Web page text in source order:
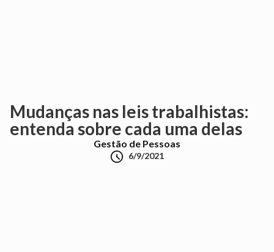
Mudanças nas leis trabalhistas:
entenda sobre cada uma delas
Gestão de Pessoas
 6/9/2021